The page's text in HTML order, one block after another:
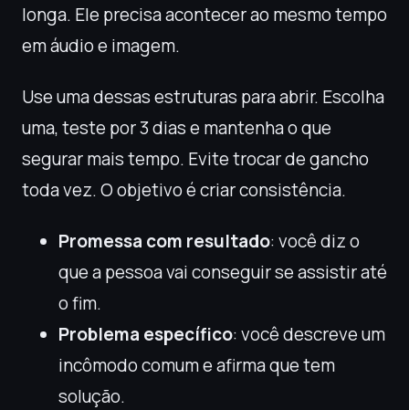
longa. Ele precisa acontecer ao mesmo tempo
em áudio e imagem.
Use uma dessas estruturas para abrir. Escolha
uma, teste por 3 dias e mantenha o que
segurar mais tempo. Evite trocar de gancho
toda vez. O objetivo é criar consistência.
Promessa com resultado: você diz o
que a pessoa vai conseguir se assistir até
o fim.
Problema específico: você descreve um
incômodo comum e afirma que tem
solução.